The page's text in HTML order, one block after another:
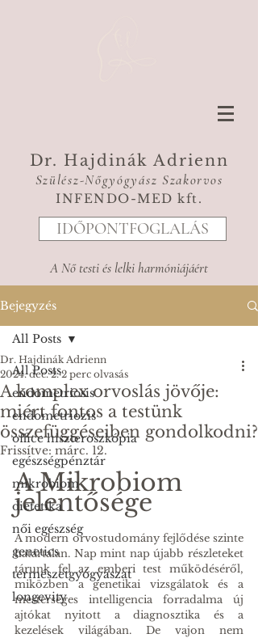
Dr. Hajdinák Adrienn
Szülész-Nőgyógyász Szakorvos
INFENDO-MED kft.
IDŐPONTFOGLALÁS
A Nő testi és lelki harmóniájáért
Bejegyzés
All Posts
endometriosis
endometriozis
office hiszteroszkópia
egészségpénztár
mikrobiom
dietetika
női egészség
genetics
természetgyógyászat
longevity
All Posts
A komplex orvoslás jövője:
miért fontos a testünk
összefüggéseiben gondolkodni?
Dr. Hajdinák Adrienn
2024. dec. 2. 2 perc olvasás
Frissítve: márc. 12.
A Mikrobiom
jelentősége
A modern orvostudomány fejlődése szinte
határtalan. Nap mint nap újabb részleteket
tárunk fel az emberi test működéséről,
miközben a genetikai vizsgálatok és a
mesterséges intelligencia forradalma új
ajtókat nyitott a diagnosztika és a
kezelések világában. De vajon nem